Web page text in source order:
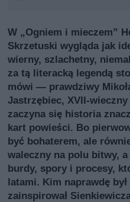
W „Ogniem i mieczem”
Skrzetuski wygląda jak
wierny, szlachetny,
za tą literacką legendą
mówi — prawdziwy
Jastrzębiec,
zaczyna się historia
kart powieści. Bo
być bohaterem, ale
waleczny na polu bitwy,
burdy, spory i procesy,
latami. Kim naprawdę
zainspirował